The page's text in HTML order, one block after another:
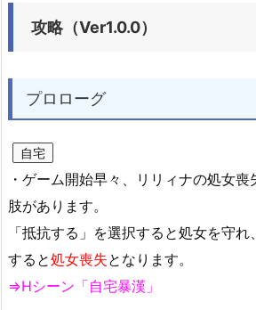
攻略（Ver1.0.0）
プロローグ
自宅
・ゲーム開始早々、リリィナの処女
肢があります。
「抵抗する」を選択すると処女を守
すると処女喪失となります。
⇒Hシーン「自宅暴漢」